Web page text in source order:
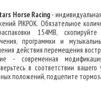
Horse Racing -
PIKPOK. Обязательное
154MB,
программки и
действия перемещения
- современная
в соответствии
положений, подцепите